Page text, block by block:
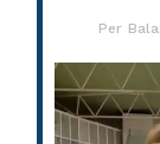
Per